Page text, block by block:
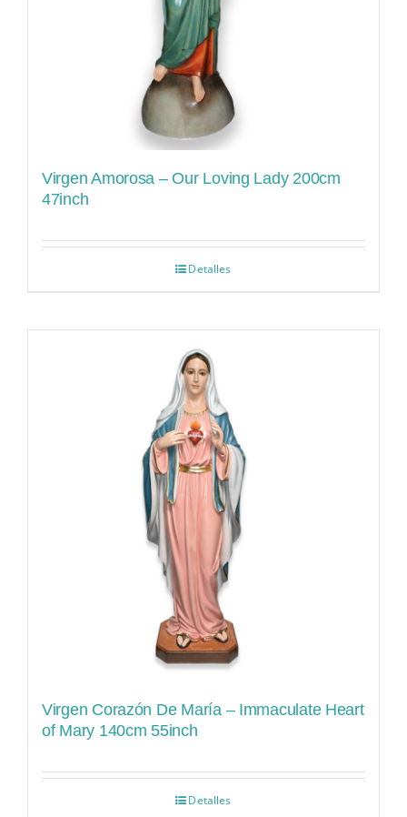
Virgen Amorosa – Our Loving Lady 200cm
47inch
Detalles
Virgen Corazón De María – Immaculate Heart
of Mary 140cm 55inch
Detalles